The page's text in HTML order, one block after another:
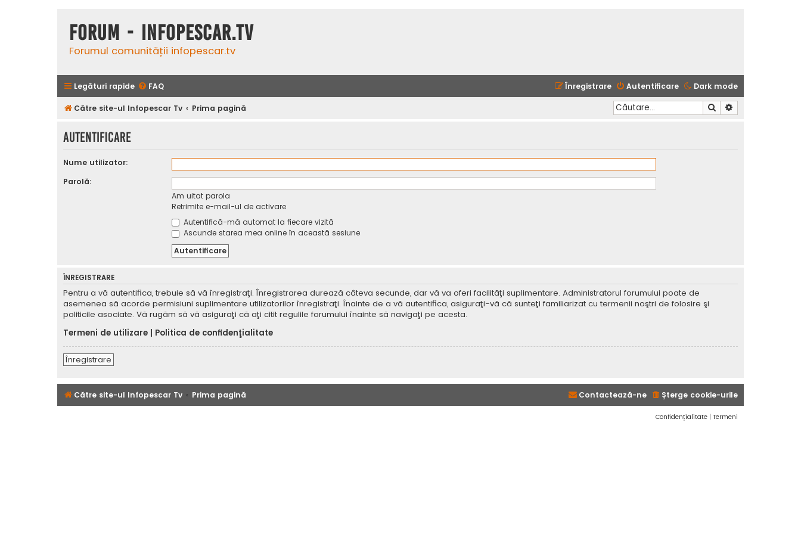
Forum - InfoPescar.Tv
Forumul comunității infopescar.tv
Legături rapide Dark mode
FAQ Autentificare
Înregistrare
Către site-ul Infopescar Tv Prima pagină Căutare
Autentificare
Nume utilizator:
Parolă:
Am uitat parola
Retrimite e-mail-ul de activare
Autentifică-mă automat la fiecare vizită
Ascunde starea mea online în această sesiune
ÎNREGISTRARE
Pentru a vă autentifica, trebuie să vă înregistraţi. Înregistrarea durează câteva secunde, dar vă va oferi facilităţi suplimentare. Administratorul forumului poate de
asemenea să acorde permisiuni suplimentare utilizatorilor înregistraţi. Înainte de a vă autentifica, asiguraţi-vă că sunteţi familiarizat cu termenii noştri de folosire şi
politicile asociate. Vă rugăm să vă asiguraţi că aţi citit regulile forumului înainte să navigaţi pe acesta.
Termeni de utilizare
Politica de confidenţialitate
Înregistrare
Către site-ul Infopescar Tv Prima pagină Şterge cookie-urile
Contactează-ne
Confidențialitate | Termeni